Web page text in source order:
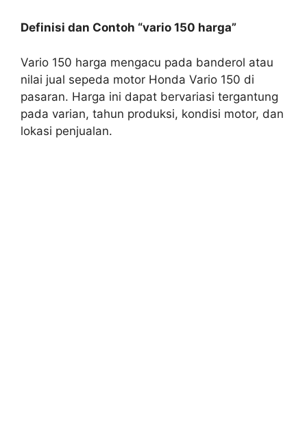
Definisi dan Contoh “vario 150 harga”
Vario 150 harga mengacu pada banderol atau
nilai jual sepeda motor Honda Vario 150 di
pasaran. Harga ini dapat bervariasi tergantung
pada varian, tahun produksi, kondisi motor, dan
lokasi penjualan.